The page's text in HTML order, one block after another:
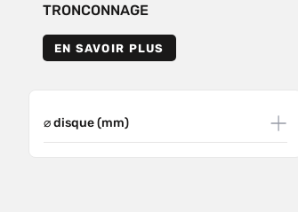
TRONCONNAGE
EN SAVOIR PLUS
⌀ disque (mm)